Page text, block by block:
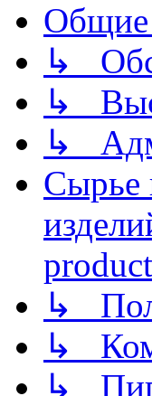
Общие
↳
↳
↳
Сырье
↳
↳
↳